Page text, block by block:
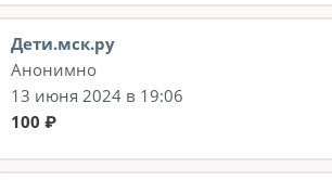
Дети.мск.ру
Анонимно
13 июня 2024 в 19:06
100 ₽